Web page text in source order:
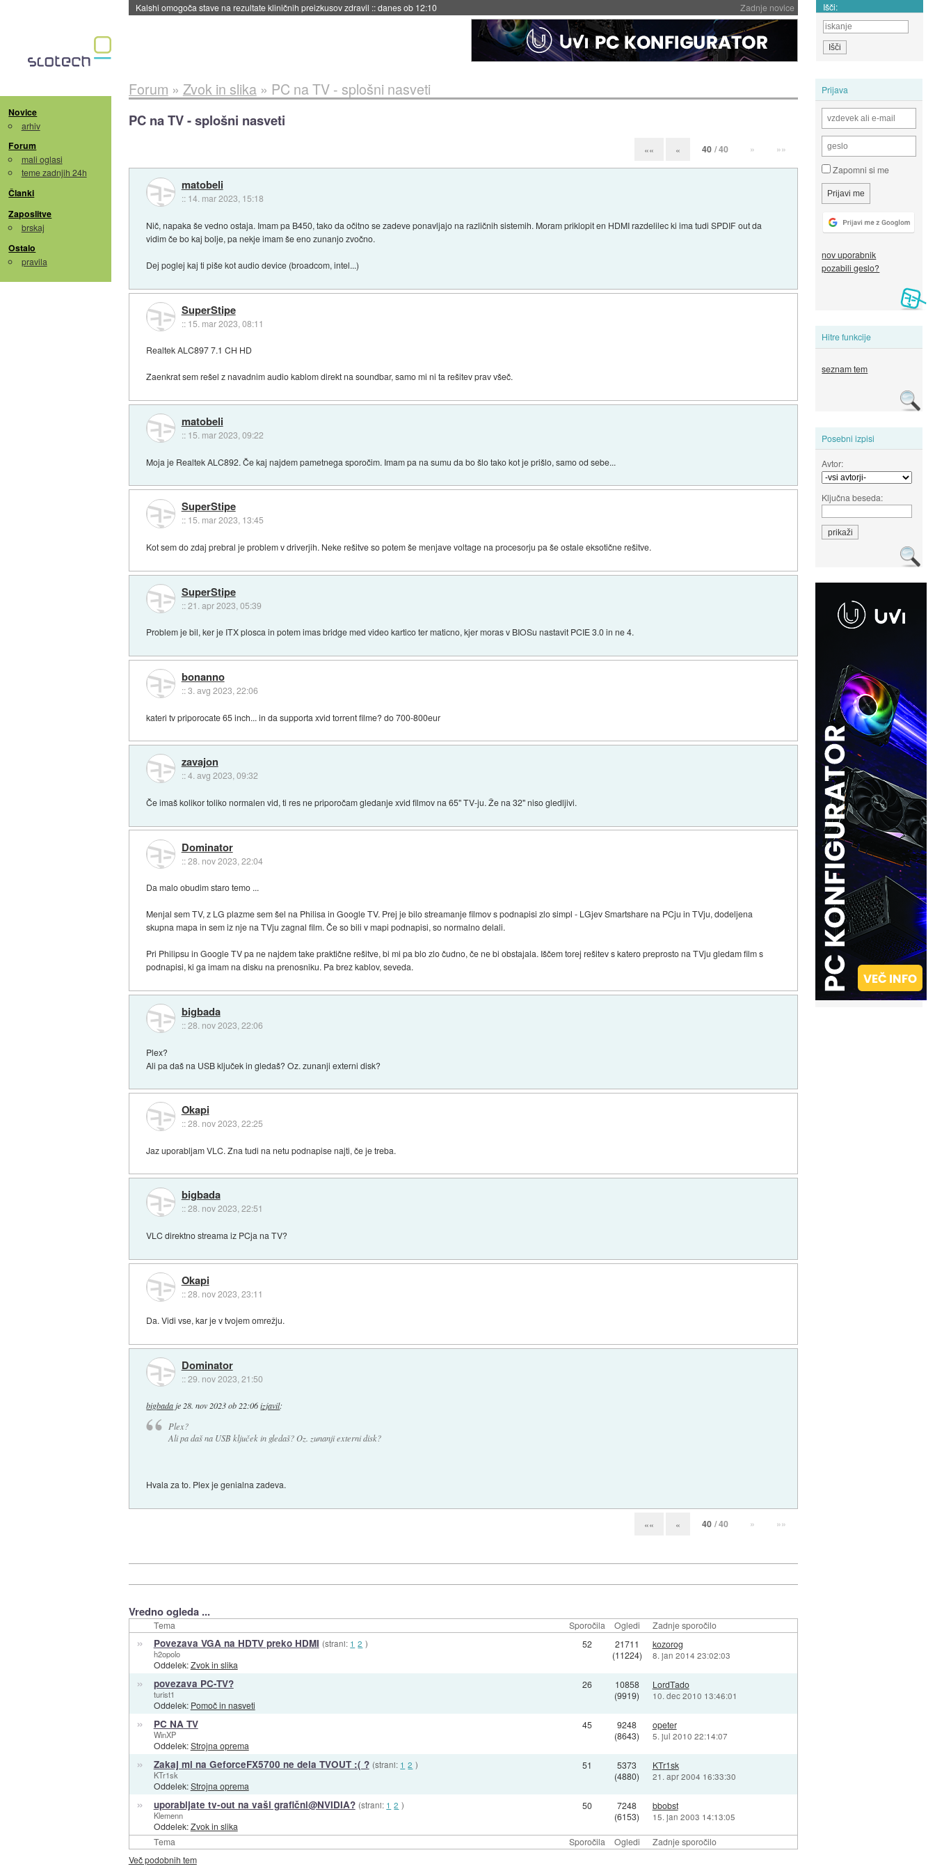
Zadnje novice
Kalshi omogoča stave na rezultate kliničnih preizkusov zdravil ::danes ob 12:10 Išči:
Novice
arhiv
Forum
mali oglasi
teme zadnjih 24h
Članki
Zaposlitve
brskaj
Ostalo
pravila
Prijava
Zapomni si me
nov uporabnik
pozabili geslo?
Hitre funkcije
seznam tem
Posebni izpisi
Avtor:
Ključna beseda:
Forum » Zvok in slika» PC na TV - splošni nasveti
PC na TV - splošni nasveti
«« « 40 / 40 » »»
matobeli
:: 14. mar 2023, 15:18
Nič, napaka še vedno ostaja. Imam pa B450, tako da očitno se zadeve ponavljajo na različnih sistemih. Moram priklopit en HDMI razdelilec ki ima tudi SPDIF out da
vidim če bo kaj bolje, pa nekje imam še eno zunanjo zvočno.
Dej poglej kaj ti piše kot audio device (broadcom, intel...)
SuperStipe
:: 15. mar 2023, 08:11
Realtek ALC897 7.1 CH HD
Zaenkrat sem rešel z navadnim audio kablom direkt na soundbar, samo mi ni ta rešitev prav všeč.
matobeli
:: 15. mar 2023, 09:22
Moja je Realtek ALC892. Če kaj najdem pametnega sporočim. Imam pa na sumu da bo šlo tako kot je prišlo, samo od sebe...
SuperStipe
:: 15. mar 2023, 13:45
Kot sem do zdaj prebral je problem v driverjih. Neke rešitve so potem še menjave voltage na procesorju pa še ostale eksotične rešitve.
SuperStipe
::21. apr 2023, 05:39
Problem je bil, ker je ITX plosca in potem imas bridge med video kartico ter maticno, kjer moras v BIOSu nastavit PCIE 3.0 in ne 4.
bonanno
::3. avg 2023, 22:06
kateri tv priporocate 65 inch... in da supporta xvid torrent filme? do 700-800eur
zavajon
::4. avg 2023, 09:32
Če imaš kolikor toliko normalen vid, ti res ne priporočam gledanje xvid filmov na 65" TV-ju. Že na 32" niso gledljivi.
Dominator
::28. nov 2023, 22:04
Da malo obudim staro temo ...
Menjal sem TV, z LG plazme sem šel na Philisa in Google TV. Prej je bilo streamanje filmov s podnapisi zlo simpl - LGjev Smartshare na PCju in TVju, dodeljena
skupna mapa in sem iz nje na TVju zagnal film. Če so bili v mapi podnapisi, so normalno delali.
Pri Philipsu in Google TV pa ne najdem take praktične rešitve, bi mi pa blo zlo čudno, če ne bi obstajala. Iščem torej rešitev s katero preprosto na TVju gledam film s
podnapisi, ki ga imam na disku na prenosniku. Pa brez kablov, seveda.
bigbada
::28. nov 2023, 22:06
Plex?
Ali pa daš na USB ključek in gledaš? Oz. zunanji externi disk?
Okapi
::28. nov 2023, 22:25
Jaz uporabljam VLC. Zna tudi na netu podnapise najti, če je treba.
bigbada
::28. nov 2023, 22:51
VLC direktno streama iz PCja na TV?
Okapi
::28. nov 2023, 23:11
Da. Vidi vse, kar je v tvojem omrežju.
Dominator
::29. nov 2023, 21:50
bigbada je 28. nov 2023 ob 22:06 izjavil:
Plex?
Ali pa daš na USB ključek in gledaš? Oz. zunanji externi disk?
Hvala za to. Plex je genialna zadeva.
«« « 40 / 40 » »»
Vredno ogleda ...
Tema Sporočila Ogledi Zadnje sporočilo
Tema Sporočila Ogledi Zadnje sporočilo
» Povezava VGA na HDTV preko HDMI (strani: 1 2 )
h2opolo
Oddelek:Zvok in slika
52
21711
(11224)
kozorog
8. jan 2014 23:02:03
» povezava PC-TV?
turist1
Oddelek: Pomoč in nasveti
26
10858
(9919)
LordTado
10. dec 2010 13:46:01
» PC NA TV
WinXP
Oddelek:Strojna oprema
45
9248
(8643)
opeter
5. jul 2010 22:14:07
» Zakaj mi na GeforceFX5700 ne dela TVOUT :( ? (strani: 1 2 )
KTr1sk
Oddelek:Strojna oprema
51
5373
(4880)
KTr1sk
21. apr 2004 16:33:30
» uporabljate tv-out na vaši grafični@NVIDIA? (strani: 1 2 )
Klemenn
Oddelek:Zvok in slika
50
7248
(6153)
bbobst
15. jan 2003 14:13:05
Več podobnih tem